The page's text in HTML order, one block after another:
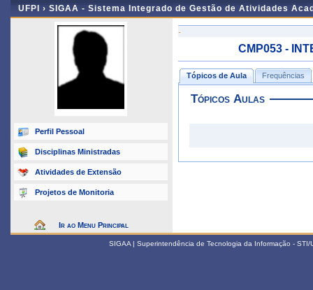
UFPI › SIGAA - Sistema Integrado de Gestão de Atividades
Perfil Pessoal
Disciplinas Ministradas
Atividades de Extensão
Projetos de Monitoria
Ir ao Menu Principal
-
CMP053 -
Tópicos de Aula Frequências
Tópicos Aulas
SIGAA | Superintendência de Tecnologia da Informação -